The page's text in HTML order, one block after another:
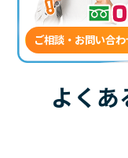
ご相談・お問い合
よくあ